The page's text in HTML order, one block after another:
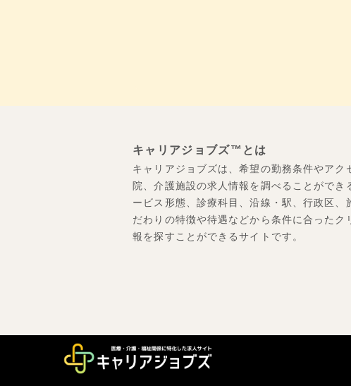
キャリアジョブズ™とは
キャリアジョブズは、希望の勤務条件やア
院、介護施設の求人情報を調べることがで
ービス形態、診療科目、沿線・駅、行政区、
だわりの特徴や待遇などから条件に合った
報を探すことができるサイトです。